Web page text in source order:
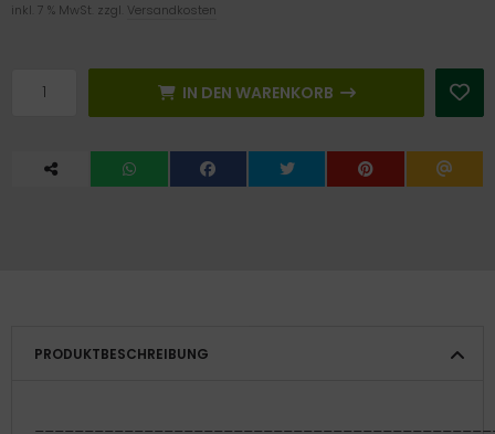
inkl. 7 % MwSt. zzgl. Versandkosten
IN DEN WARENKORB
PRODUKTBESCHREIBUNG